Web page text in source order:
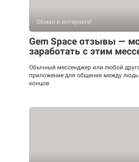
Обман в интернете!
Gem Space отзывы —
заработать с этим
Обычный мессенджер или любой
приложение для общения между
концов